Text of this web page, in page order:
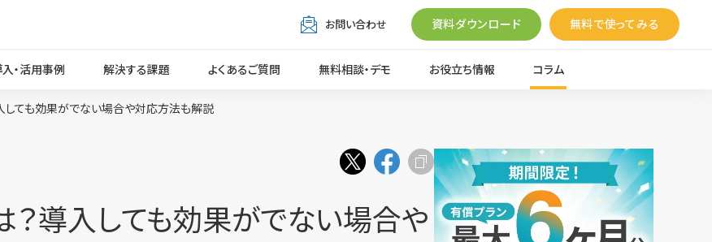
お問い合わせ 資料ダウンロード 無料で使ってみる
・活用事例 解決する課題 よくあるご質問 無料相談・デモ お役立ち情報 コラム
しても効果がでない場合や対応方法も解説
？導入しても効果がでない場合や